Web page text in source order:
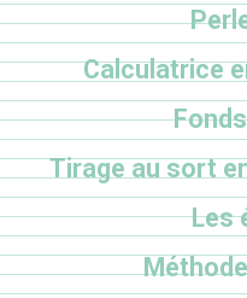
Calculatrice
Tirage au sort
Les